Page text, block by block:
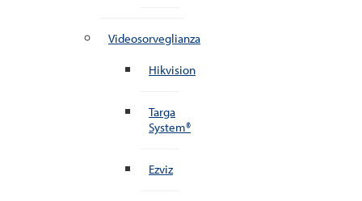
Videosorveglianza
Hikvision
Targa
System®
Ezviz